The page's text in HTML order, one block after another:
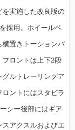
実施した改良版の
採用。ホイールベ
置きトーションバ
フロントは上下2段
ルトレーリングア
ントにはスタビラ
シー後部にはギア
アクスルおよびエ